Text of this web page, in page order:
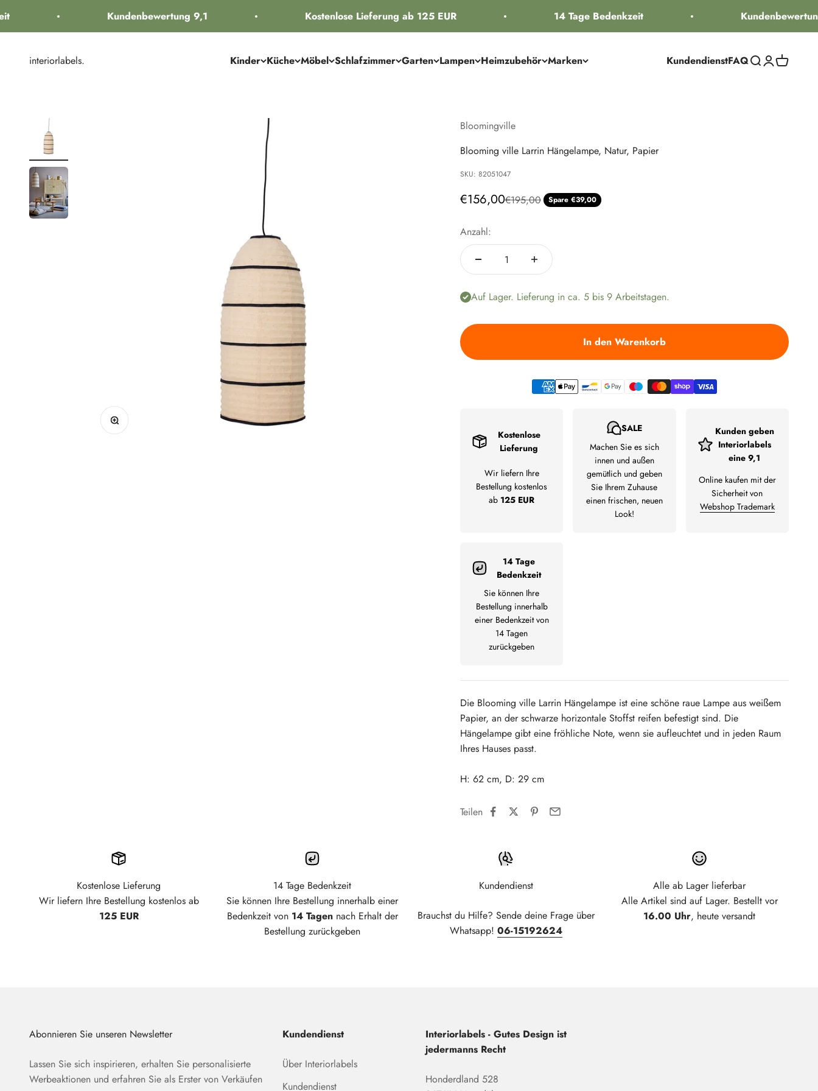
Kundenbewertung 9,1 Kostenlose Lieferung ab 125 EUR 14 Tage Bedenkzeit
Kinder Küche Möbel Schlafzimmer Garten Lampen Heimzubehör Marken
interiorlabels. KundendienstFAQSuche öffnen
Bild vergrößern
Bloomingville
Blooming ville Larrin Hängelampe, Natur, Papier
SKU: 82051047
Angebot
€156,00Regulärer Preis
€195,00 Spare €39,00
Anzahl:
Auf Lager. Lieferung in ca. 5 bis 9 Arbeitstagen.
In den Warenkorb
Kostenlose
Lieferung
Wir liefern Ihre
Bestellung kostenlos
ab 125 EUR
SALE
Machen Sie es sich
innen und außen
gemütlich und geben
Sie Ihrem Zuhause
einen frischen, neuen
Look!
Kunden geben
Interiorlabels
eine 9,1
Online kaufen mit der
Sicherheit von
Webshop Trademark
14 Tage
Bedenkzeit
Sie können Ihre
Bestellung innerhalb
einer Bedenkzeit von
14 Tagen
zurückgeben
Die Blooming ville Larrin Hängelampe ist eine schöne raue Lampe aus weißem
Papier, an der schwarze horizontale Stoffst reifen befestigt sind. Die
Hängelampe gibt eine fröhliche Note, wenn sie aufleuchtet und in jeden Raum
Ihres Hauses passt.
H: 62 cm, D: 29 cm
Teilen
Kostenlose Lieferung
Wir liefern Ihre Bestellung kostenlos ab
125 EUR
14 Tage Bedenkzeit
Sie können Ihre Bestellung innerhalb einer
Bedenkzeit von 14 Tagennach Erhalt der
Bestellung zurückgeben
Kundendienst
Brauchst du Hilfe? Sende deine Frage über
Whatsapp! 06-15192624
Alle ab Lager lieferbar
Alle Artikel sind auf Lager. Bestellt vor
16.00 Uhr, heute versandt
Abonnieren Sie unseren Newsletter
Lassen Sie sich inspirieren, erhalten Sie personalisierte
Werbeaktionen und erfahren Sie als Erster von Verkäufen
Kundendienst
Über Interiorlabels
Kundendienst
Interiorlabels - Gutes Design ist
jedermanns Recht
Honderdland 528